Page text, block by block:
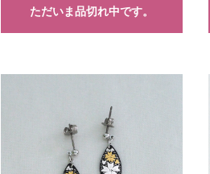
ただいま品切れ中です。